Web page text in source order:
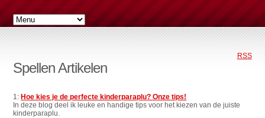
RSS
Spellen Artikelen
1:Hoe kies je de perfecte kinderparaplu? Onze tips!
In deze blog deel ik leuke en handige tips voor het kiezen van de juiste
kinderparaplu.